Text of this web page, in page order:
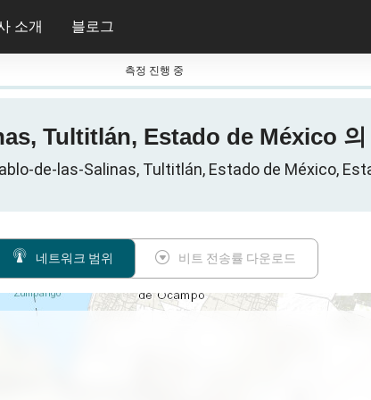
소개 블로그
측정 진행 중
Tultitlán, Estado de México 의
de-las-Salinas, Tultitlán, Estado de México,
네트워크 범위 비트 전송률 다운로드